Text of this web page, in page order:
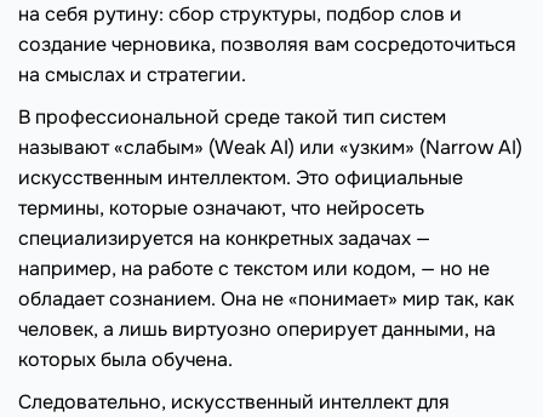
на себя рутину: сбор структуры, подбор слов и
создание черновика, позволяя вам сосредоточиться
на смыслах и стратегии.
В профессиональной среде такой тип систем
называют «слабым» (Weak AI) или «узким» (Narrow AI)
искусственным интеллектом. Это официальные
термины, которые означают, что нейросеть
специализируется на конкретных задачах —
например, на работе с текстом или кодом, — но не
обладает сознанием. Она не «понимает» мир так, как
человек, а лишь виртуозно оперирует данными, на
которых была обучена.
Следовательно, искусственный интеллект для